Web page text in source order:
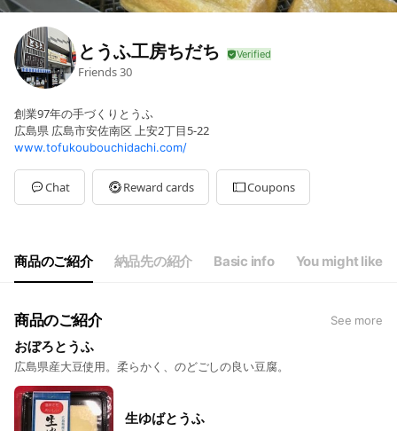
とうふ工房ちだち
Friends30
創業97年の手づくりとうふ
広島県 広島市安佐南区 上安2丁目5-22
www.tofukoubouchidachi.com/
Chat Reward cards Coupons
商品のご紹介 納品先の紹介 Basic info You might like
商品のご紹介 See more
おぼろとうふ
広島県産大豆使用。柔らかく、のどごしの良い豆腐。
生ゆばとうふ